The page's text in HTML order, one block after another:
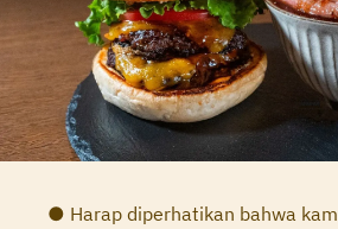
● Harap diperhatikan bahwa